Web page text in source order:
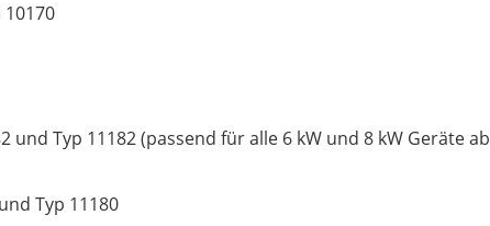
und Typ 11182 (passend für alle 6 kW und 8 kW Geräte ab
Typ 11180